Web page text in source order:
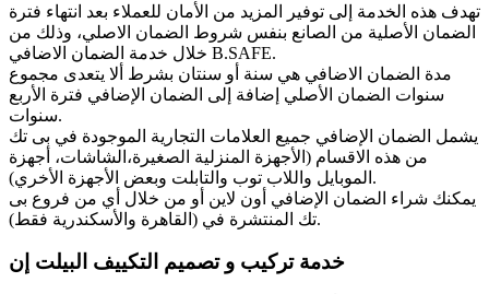
تهدف هذه الخدمة إلى توفير المزيد من الأمان للعملاء بعد انتهاء فترة
الضمان الأصلية من الصانع بنفس شروط الضمان الاصلي، وذلك من
خلال خدمة الضمان الاضافي B.SAFE.
مدة الضمان الاضافي هي سنة أو سنتان بشرط ألا يتعدى مجموع
سنوات الضمان الأصلي إضافة إلى الضمان الإضافي فترة الأربع
سنوات.
يشمل الضمان الإضافي جميع العلامات التجارية الموجودة في بى تك
من هذه الاقسام (الأجهزة المنزلية الصغيرة،الشاشات، أجهزة
الموبايل واللاب توب والتابلت وبعض الأجهزة الأخري).
يمكنك شراء الضمان الإضافي أون لاين أو من خلال أي من فروع بى
تك المنتشرة في (القاهرة والأسكندرية فقط).
خدمة تركيب و تصميم التكييف البيلت إن